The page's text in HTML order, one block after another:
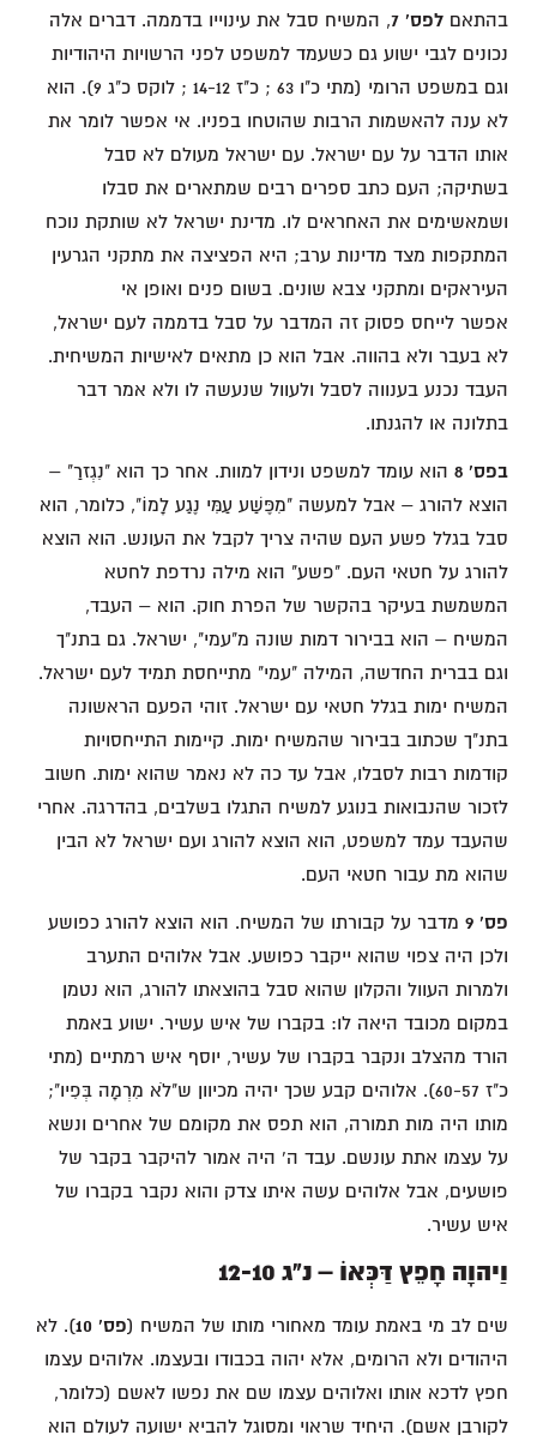
בהתאם לפס' 7
, המשיח סבל את עינוייו בדממה. דברים אלה
נכונים לגבי ישוע גם כשעמד למשפט לפני הרשויות היהודיות
וגם במשפט הרומי (מתי כ"ו 63 ; כ"ז 14-12 ; לוקס כ"ג 9). הוא
לא ענה להאשמות הרבות שהוטחו בפניו. אי אפשר לומר את
אותו הדבר על עם ישראל. עם ישראל מעולם לא סבל
בשתיקה; העם כתב ספרים רבים שמתארים את סבלו
ושמאשימים את האחראים לו. מדינת ישראל לא שותקת נוכח
המתקפות מצד מדינות ערב; היא הפציצה את מתקני הגרעין
העיראקים ומתקני צבא שונים. בשום פנים ואופן אי
אפשר לייחס פסוק זה המדבר על סבל בדממה לעם ישראל,
לא בעבר ולא בהווה. אבל הוא כן מתאים לאישיות המשיחית.
העבד נכנע בענווה לסבל ולעוול שנעשה לו ולא אמר דבר
בתלונה או להגנתו.
בפס' 8
הוא עומד למשפט ונידון למוות. אחר כך הוא "נִגְזרַ" –
הוצא להורג – אבל למעשה "מִפֶּשַׁע עַמִּי נֶגַע לָמוֹ", כלומר, הוא
סבל בגלל פשע העם שהיה צריך לקבל את העונש. הוא הוצא
להורג על חטאי העם. "פשע" הוא מילה נרדפת לחטא
המשמשת בעיקר בהקשר של הפרת חוק. הוא – העבד,
המשיח – הוא בבירור דמות שונה מ"עמי", ישראל. גם בתנ"ך
וגם בברית החדשה, המילה "עמי" מתייחסת תמיד לעם ישראל.
המשיח ימות בגלל חטאי עם ישראל. זוהי הפעם הראשונה
בתנ"ך שכתוב בבירור שהמשיח ימות. קיימות התייחסויות
קודמות רבות לסבלו, אבל עד כה לא נאמר שהוא ימות. חשוב
לזכור שהנבואות בנוגע למשיח התגלו בשלבים, בהדרגה. אחרי
שהעבד עמד למשפט, הוא הוצא להורג ועם ישראל לא הבין
שהוא מת עבור חטאי העם.
פס' 9
מדבר על קבורתו של המשיח. הוא הוצא להורג כפושע
ולכן היה צפוי שהוא ייקבר כפושע. אבל אלוהים התערב
ולמרות העוול והקלון שהוא סבל בהוצאתו להורג, הוא נטמן
במקום מכובד היאה לו: בקברו של איש עשיר. ישוע באמת
הורד מהצלב ונקבר בקברו של עשיר, יוסף איש רמתיים (מתי
כ"ז 60-57). אלוהים קבע שכך יהיה מכיוון ש"לֹא מִרְמָה בְּפִיו";
מותו היה מות תמורה, הוא תפס את מקומם של אחרים ונשא
על עצמו אתת עונשם. עבד ה' היה אמור להיקבר בקבר של
פושעים, אבל אלוהים עשה איתו צדק והוא נקבר בקברו של
איש עשיר.
וַיהוָה חָפֵץ דַּכְּאוֹ – נ"ג 12-10
שים לב מי באמת עומד מאחורי מותו של המשיח (פס' 10
). לא
היהודים ולא הרומים, אלא יהוה בכבודו ובעצמו. אלוהים עצמו
חפץ לדכא אותו ואלוהים עצמו שם את נפשו לאשם (כלומר,
לקורבן אשם). היחיד שראוי ומסוגל להביא ישועה לעולם הוא